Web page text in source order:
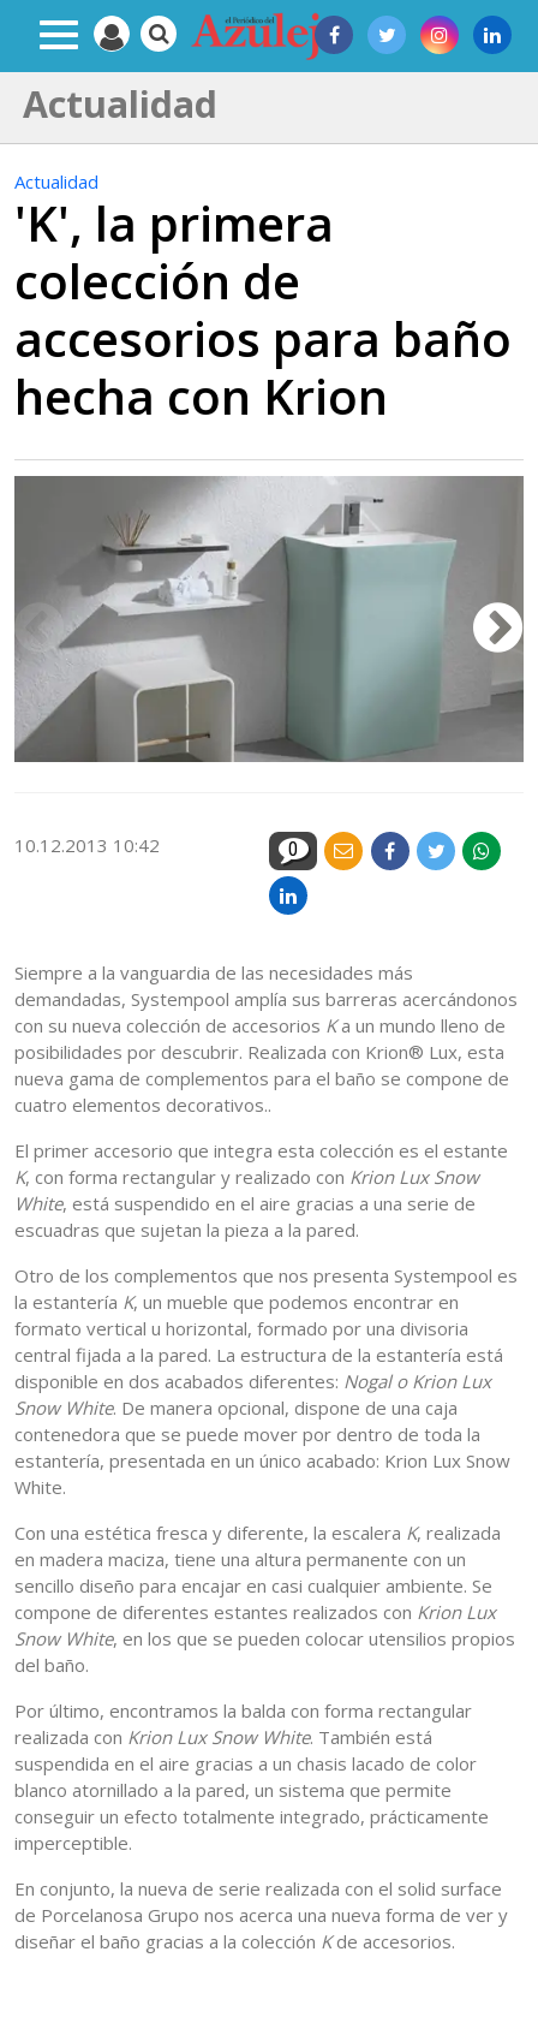
Actualidad
Actualidad
'K', la primera
colección de
accesorios para baño
hecha con Krion
10.12.2013 10:42 0
Siempre a la vanguardia de las necesidades más
demandadas, Systempool amplía sus barreras acercándonos
con su nueva colección de accesorios Ka un mundo lleno de
posibilidades por descubrir. Realizada con Krion® Lux, esta
nueva gama de complementos para el baño se compone de
cuatro elementos decorativos..
El primer accesorio que integra esta colección es el estante
K, con forma rectangular y realizado con Krion Lux Snow
White, está suspendido en el aire gracias a una serie de
escuadras que sujetan la pieza a la pared.
Otro de los complementos que nos presenta Systempool es
la estantería K, un mueble que podemos encontrar en
formato vertical u horizontal, formado por una divisoria
central fijada a la pared. La estructura de la estantería está
disponible en dos acabados diferentes: Nogal o Krion Lux
Snow White. De manera opcional, dispone de una caja
contenedora que se puede mover por dentro de toda la
estantería, presentada en un único acabado: Krion Lux Snow
White.
Con una estética fresca y diferente, la escalera K, realizada
en madera maciza, tiene una altura permanente con un
sencillo diseño para encajar en casi cualquier ambiente. Se
compone de diferentes estantes realizados con Krion Lux
Snow White, en los que se pueden colocar utensilios propios
del baño.
Por último, encontramos la balda con forma rectangular
realizada con Krion Lux Snow White. También está
suspendida en el aire gracias a un chasis lacado de color
blanco atornillado a la pared, un sistema que permite
conseguir un efecto totalmente integrado, prácticamente
imperceptible.
En conjunto, la nueva de serie realizada con el solid surface
de Porcelanosa Grupo nos acerca una nueva forma de ver y
diseñar el baño gracias a la colección Kde accesorios.